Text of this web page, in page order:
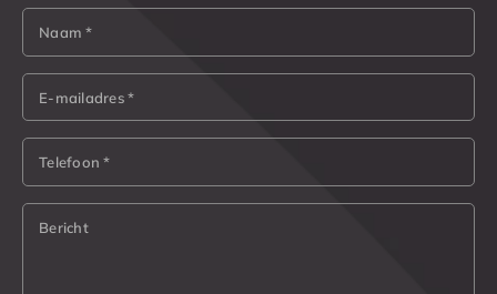
Naam *
E-mailadres *
Telefoon *
Bericht